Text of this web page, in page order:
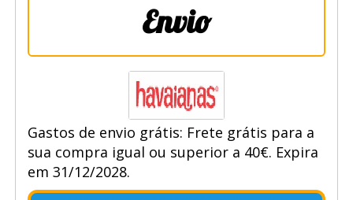
Envio
Gastos de envio grátis: Frete grátis para a
sua compra igual ou superior a 40€. Expira
em 31/12/2028.